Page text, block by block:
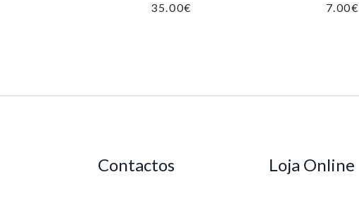
35.00€ 7.00€
Contactos Loja Online